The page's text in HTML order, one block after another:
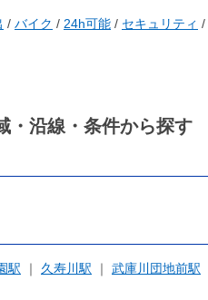
/ バイク / 24h可能 / セキュリティ /
・沿線・条件から探す
駅 久寿川駅 武庫川団地前駅